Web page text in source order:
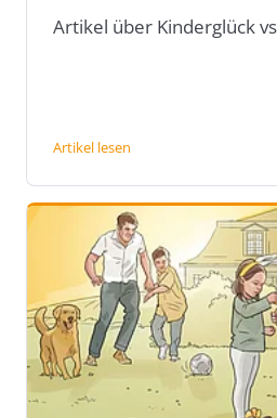
Artikel über Kinderglück
Artikel lesen